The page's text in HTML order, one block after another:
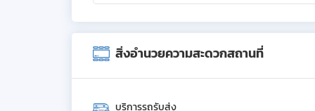
สิ่งอำนวยความสะดวกสถานที่
บริการรถรับส่ง